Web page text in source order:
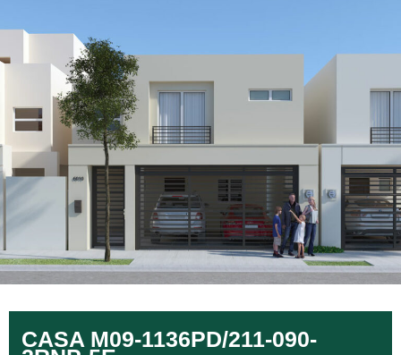
CASA M09-1136PD/211-090-